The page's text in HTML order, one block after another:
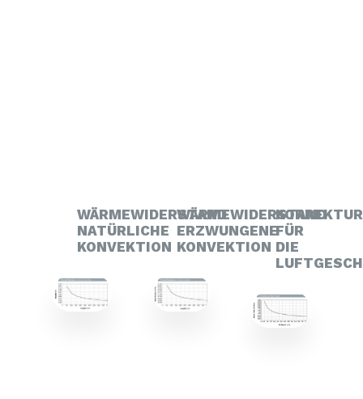
WÄRMEWIDERSTAND
NATÜRLICHE
KONVEKTION
WÄRMEWIDERSTAND
ERZWUNGENE
KONVEKTION
FÜR
DIE